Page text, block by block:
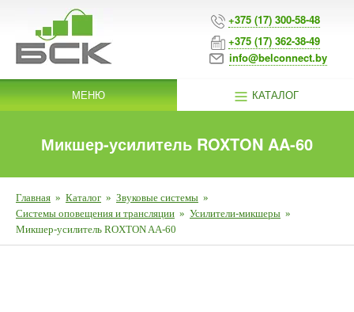
+375 (17) 300-58-48
+375 (17) 362-38-49
info@belconnect.by
МЕНЮ КАТАЛОГ
Микшер-усилитель ROXTON AA-60
Главная » Каталог » Звуковые системы »
Системы оповещения и трансляции » Усилители-микшеры »
Микшер-усилитель ROXTON AA-60